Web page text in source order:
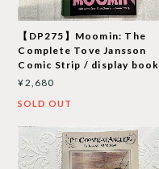
【DP275】Moomin: The
Complete Tove Jansson
Comic Strip / display book
¥2,680
SOLD OUT